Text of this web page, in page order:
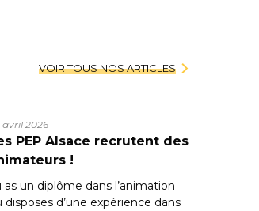
VOIR TOUS NOS ARTICLES
avril 2026
PEP Alsace recrutent des
!
as un diplôme dans l’animation
disposes d’une expérience dans